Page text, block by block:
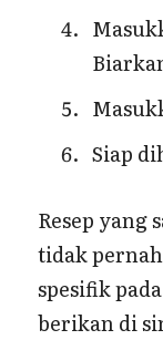
Siap
Resep yang
tidak
spesifik
berikan di